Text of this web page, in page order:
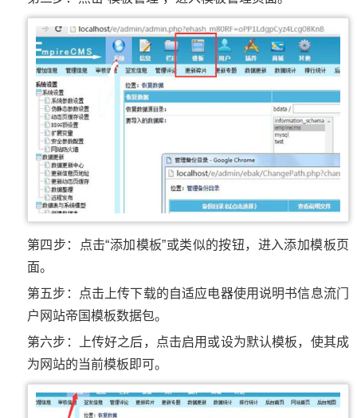
第四步：点击“添加模板”或类似的按钮，进入添加模板页
面。
第五步：点击上传下载的自适应电器使用说明书信息流门
户网站帝国模板数据包。
第六步：上传好之后，点击启用或设为默认模板，使其成
为网站的当前模板即可。